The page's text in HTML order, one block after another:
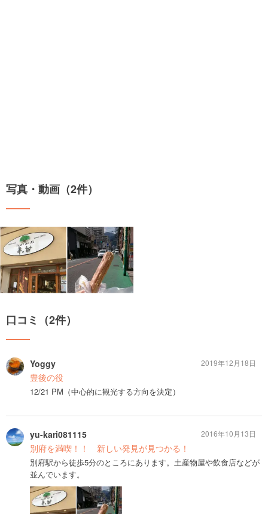
写真・動画（2件）
口コミ（2件）
Yoggy
豊後の役
12/21 PM（中心的に観光する方向を決定）
2019年12月18日
yu-kari081115
別府を満喫！！ 新しい発見が見つかる！
別府駅から徒歩5分のところにあります。土産物屋や飲食店などが
並んでいます。
2016年10月13日